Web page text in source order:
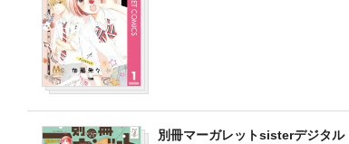
別冊マーガレットsisterデジタル